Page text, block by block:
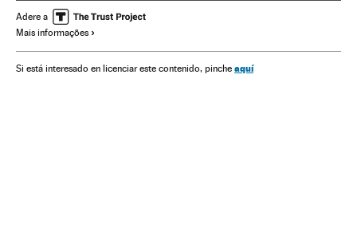
Golpe Estado Turquia Turquia
Conflitos políticos
Adere a
Mais informações
Si está interesado en licenciar este contenido, pinche aquí